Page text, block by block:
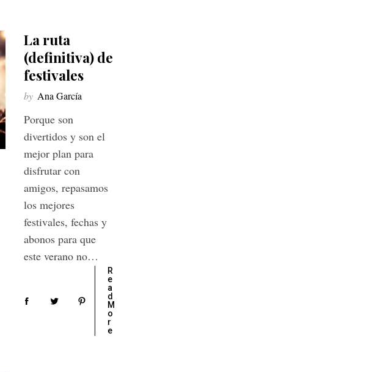
La ruta
(definitiva) de
festivales
by Ana García
Porque son
divertidos y son el
mejor plan para
disfrutar con
amigos, repasamos
los mejores
festivales, fechas y
abonos para que
este verano no…
R
e
a
d
M
o
r
e